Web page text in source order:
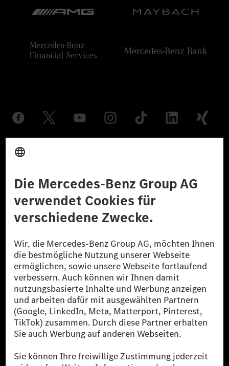
© 2026 Mercedes-Benz Group AG. Alle Rechte vorbehalten.
reduzierte CO₂-Emissionen bei der Mercedes-Benz Group durch
zertifizierte Ausgleichsprojekte kompensiert werden.
[2] Renewable Charging ist ein integraler Bestandteil von MB.CHARGE
Public in Europa, den USA, Kanada und China. Sofern an der jeweiligen
Ladestation noch kein Strom aus erneuerbaren Energien vorliegt,
verwendet Renewable Charging Grünstromzertifikate*. Diese stellen
sicher, dass für Ladevorgänge über MB.CHARGE Public eine äquivalente
Strommenge aus erneuerbaren Energien ins Stromnetz eingespeist wird.
Sie stammen ausschließlich aus Wind- und Solarkraftanlagen, die jünger
als sechs Jahre sind.
* Inkl. EKOenergy Ökolabel
* Die angegebenen Werte wurden nach dem vorgeschriebenen
Messverfahren WLTP (Worldwide harmonised Light vehicles Test